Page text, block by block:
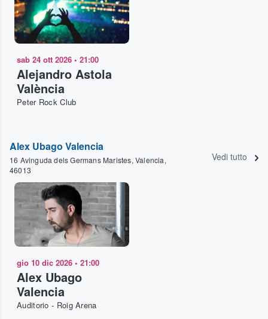
sab 24 ott 2026 • 21:00
Alejandro Astola
València
Peter Rock Club
Alex Ubago Valencia
16 Avinguda dels Germans Maristes, Valencia,
46013
Vedi tutto
gio 10 dic 2026 • 21:00
Alex Ubago
Valencia
Auditorio - Roig Arena